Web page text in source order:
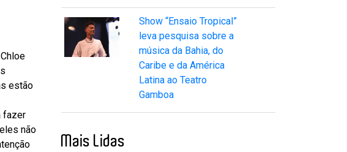
estão
fazer
não
Show “Ensaio Tropical”
leva pesquisa sobre a
música da Bahia, do
Caribe e da América
Latina ao Teatro
Gamboa
Mais Lidas